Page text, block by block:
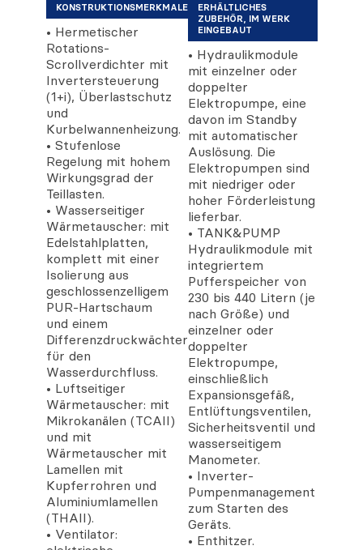
KONSTRUKTIONSMERKMALE
• Hermetischer
Rotations-
Scrollverdichter mit
Invertersteuerung
(1+i), Überlastschutz
und
Kurbelwannenheizung.
• Stufenlose
Regelung mit hohem
Wirkungsgrad der
Teillasten.
• Wasserseitiger
Wärmetauscher: mit
Edelstahlplatten,
komplett mit einer
Isolierung aus
geschlossenzelligem
PUR-Hartschaum
und einem
Differenzdruckwächter
für den
Wasserdurchfluss.
• Luftseitiger
Wärmetauscher: mit
Mikrokanälen (TCAII)
und mit
Wärmetauscher mit
Lamellen mit
Kupferrohren und
Aluminiumlamellen
(THAII).
• Ventilator:
ERHÄLTLICHES
ZUBEHÖR, IM WERK
EINGEBAUT
• Hydraulikmodule
mit einzelner oder
doppelter
Elektropumpe, eine
davon im Standby
mit automatischer
Auslösung. Die
Elektropumpen sind
mit niedriger oder
hoher Förderleistung
lieferbar.
• TANK&PUMP
Hydraulikmodule mit
integriertem
Pufferspeicher von
230 bis 440 Litern (je
nach Größe) und
einzelner oder
doppelter
Elektropumpe,
einschließlich
Expansionsgefäß,
Entlüftungsventilen,
Sicherheitsventil und
wasserseitigem
Manometer.
• Inverter-
Pumpenmanagement
zum Starten des
Geräts.
• Enthitzer.